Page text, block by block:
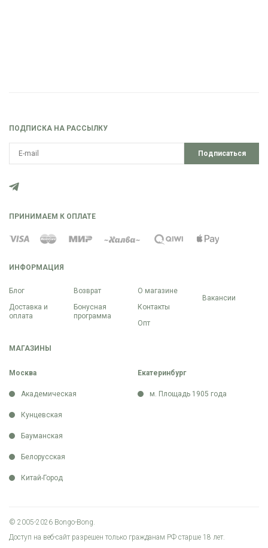
ИНФОРМАЦИЯ
Блог
Доставка и
оплата
Возврат
Бонусная
программа
О магазине
Контакты
Опт
Вакансии
МАГАЗИНЫ
Москва
Академическая
Кунцевская
Бауманская
Белорусская
Китай-Город
Екатеринбург
м. Площадь 1905 года
ПОДПИСКА НА РАССЫЛКУ
Подписаться
ПРИНИМАЕМ К ОПЛАТЕ
© 2005-2026 Bongo-Bong.
Доступ на веб-сайт разрешен только гражданам РФ старше 18 лет.